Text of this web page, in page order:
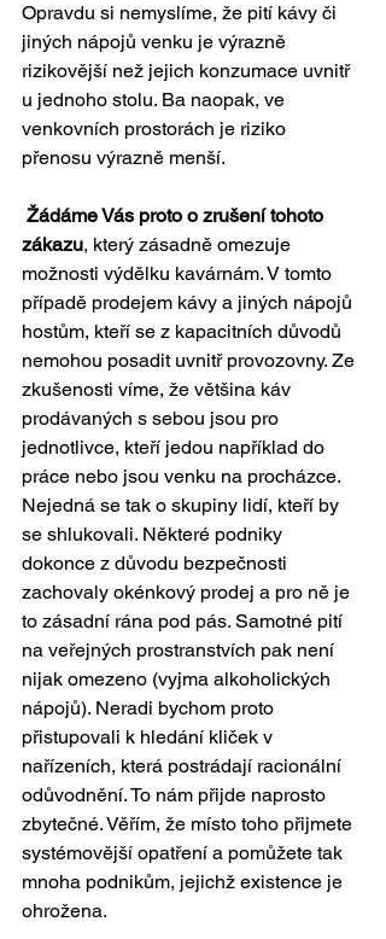
Opravdu si nemyslíme, že pití kávy či
jiných nápojů venku je výrazně
rizikovější než jejich konzumace uvnitř
u jednoho stolu. Ba naopak, ve
venkovních prostorách je riziko
přenosu výrazně menší.
Žádáme Vás proto o zrušení tohoto
zákazu, který zásadně omezuje
možnosti výdělku kavárnám. V tomto
případě prodejem kávy a jiných nápojů
hostům, kteří se z kapacitních důvodů
nemohou posadit uvnitř provozovny. Ze
zkušenosti víme, že většina káv
prodávaných s sebou jsou pro
jednotlivce, kteří jedou například do
práce nebo jsou venku na procházce.
Nejedná se tak o skupiny lidí, kteří by
se shlukovali. Některé podniky
dokonce z důvodu bezpečnosti
zachovaly okénkový prodej a pro ně je
to zásadní rána pod pás. Samotné pití
na veřejných prostranstvích pak není
nijak omezeno (vyjma alkoholických
nápojů). Neradi bychom proto
přistupovali k hledání kliček v
nařízeních, která postrádají racionální
odůvodnění. To nám přijde naprosto
zbytečné. Věřím, že místo toho přijmete
systémovější opatření a pomůžete tak
mnoha podnikům, jejichž existence je
ohrožena.